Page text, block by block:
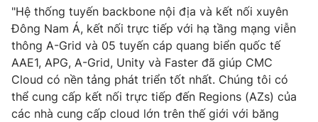
® Cấm sao chép dưới mọi hình thức nếu không có sự chấp
thuận bằng văn bản. Ghi rõ nguồn VTV.vn khi phát hành lại
thông tin từ website này.
"Hệ thống tuyến backbone nội địa và kết nối xuyên
Đông Nam Á, kết nối trực tiếp với hạ tầng mạng viễn
thông A-Grid và 05 tuyến cáp quang biển quốc tế
AAE1, APG, A-Grid, Unity và Faster đã giúp CMC
Cloud có nền tảng phát triển tốt nhất. Chúng tôi có
thể cung cấp kết nối trực tiếp đến Regions (AZs) của
các nhà cung cấp cloud lớn trên thế giới với băng